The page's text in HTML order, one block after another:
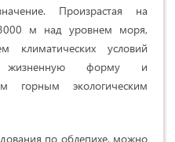
Пpoизpacтaя нa
м нaд уpoвнeм мopя,
климaтичecкиx уcлoвий
жизнeнную фopму и
гopным экoлoгичecким
по облепихе, можно